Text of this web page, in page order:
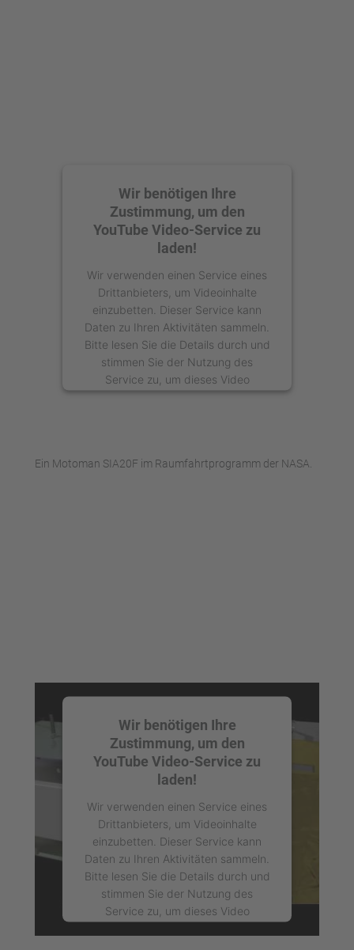
Wir benötigen Ihre
Zustimmung, um den
YouTube Video-Service zu
laden!
Wir verwenden einen Service eines
Drittanbieters, um Videoinhalte
einzubetten. Dieser Service kann
Daten zu Ihren Aktivitäten sammeln.
Bitte lesen Sie die Details durch und
stimmen Sie der Nutzung des
Service zu, um dieses Video
anzusehen.
Ein Motoman SIA20F im Raumfahrtprogramm der NASA.
Wir benötigen Ihre
Zustimmung, um den
YouTube Video-Service zu
laden!
Wir verwenden einen Service eines
Drittanbieters, um Videoinhalte
einzubetten. Dieser Service kann
Daten zu Ihren Aktivitäten sammeln.
Bitte lesen Sie die Details durch und
stimmen Sie der Nutzung des
Service zu, um dieses Video